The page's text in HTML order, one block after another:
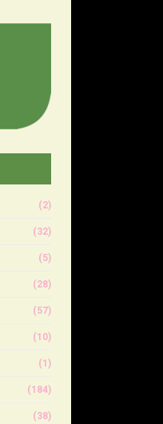
(2)
(32)
(5)
(28)
(57)
(10)
(1)
(184)
(38)